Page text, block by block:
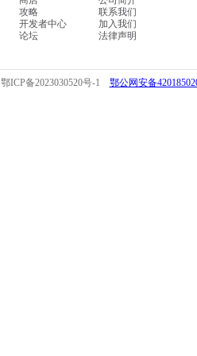
攻略
开发者中心
论坛
联系我们
加入我们
法律声明
鄂ICP备2023030520号-1 鄂公网安备